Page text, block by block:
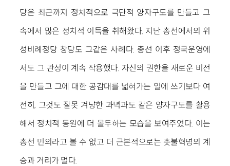
당은 최근까지 정치적으로 극단적 양자구도를 만들고 그
속에서 많은 정치적 이득을 취해왔다. 지난 총선에서의 위
성비례정당 창당도 그같은 사례다. 총선 이후 정국운영에
서도 그 관성이 계속 작용했다. 자신의 권한을 새로운 비전
을 만들고 그에 대한 공감대를 넓혀가는 일에 쓰기보다 여
전히, 그것도 잘못 겨냥한 과녁과도 같은 양자구도를 활용
해서 정치적 동원에 더 몰두하는 모습을 보여주었다. 이는
총선 민의라고 볼 수 없고 더 근본적으로는 촛불혁명의 계
승과 거리가 멀다.